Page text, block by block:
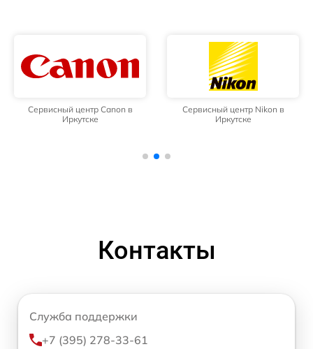
Сервисный центр Canon в
Иркутске
Сервисный центр Nikon в
Иркутске
Контакты
Служба поддержки
+7 (395) 278-33-61